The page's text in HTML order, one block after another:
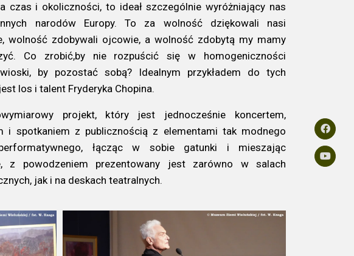
czas i okoliczności, to ideał szczególnie wyróżniający nas
narodów Europy. To za wolność dziękowali nasi
wolność zdobywali ojcowie, a wolność zdobytą my mamy
Co zrobić,by nie rozpuścić się w homogeniczności
by pozostać sobą? Idealnym przykładem do tych
los i talent Fryderyka Chopina.
projekt, który jest jednocześnie koncertem,
i spotkaniem z publicznością z elementami tak modnego
łącząc w sobie gatunki i mieszając
z powodzeniem prezentowany jest zarówno w salach
jak i na deskach teatralnych.